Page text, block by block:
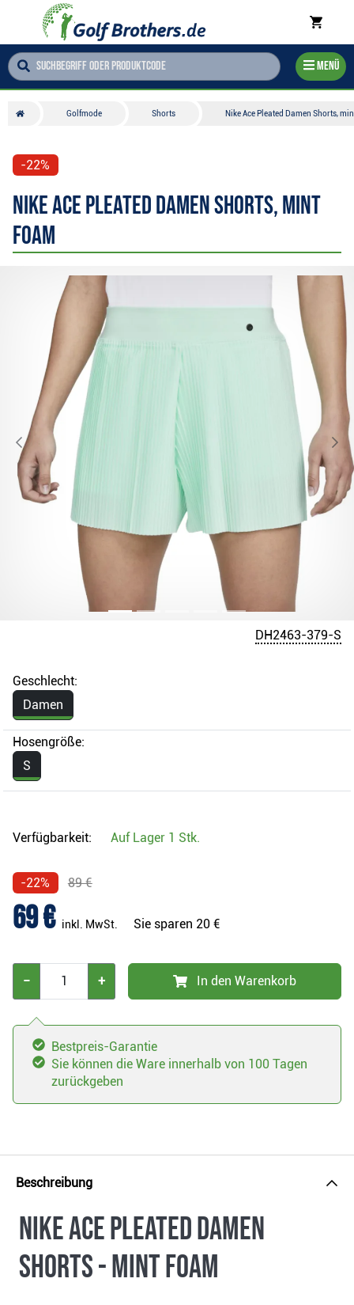
Menü
Golfmode Shorts Nike Ace Pleated Damen Shorts,
-22%
Nike Ace Pleated Damen Shorts, mint
foam
DH2463-379-S
Geschlecht:
Damen
Hosengröße:
S
Verfügbarkeit: Auf Lager 1 Stk.
-22% 89 €
69 € inkl. MwSt. Sie sparen 20 €
− + In den Warenkorb
Bestpreis-Garantie
Sie können die Ware innerhalb von 100 Tagen
zurückgeben
Beschreibung
Nike Ace Pleated Damen
Shorts - mint foam